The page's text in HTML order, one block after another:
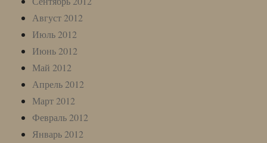
Август 2012
Июль 2012
Июнь 2012
Май 2012
Апрель 2012
Март 2012
Февраль 2012
Январь 2012